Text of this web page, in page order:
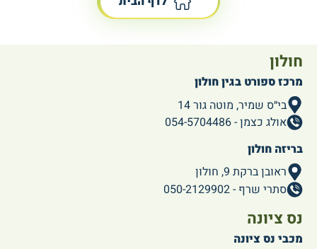
חולון
מרכז ספורט בגין חולון
בי״ס שמיר, מוטה גור 14
אולג כצמן - 054-5704486
בריזה חולון
ראובן ברקת 9, חולון
סתרי שרף - 050-2129902
נס ציונה
מכבי נס ציונה